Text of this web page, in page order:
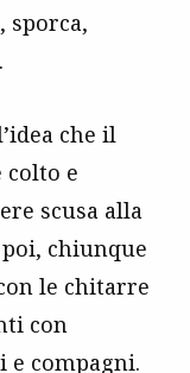
sporca,
che il
colto e
scusa alla
chiunque
le chitarre
con
e compagni.